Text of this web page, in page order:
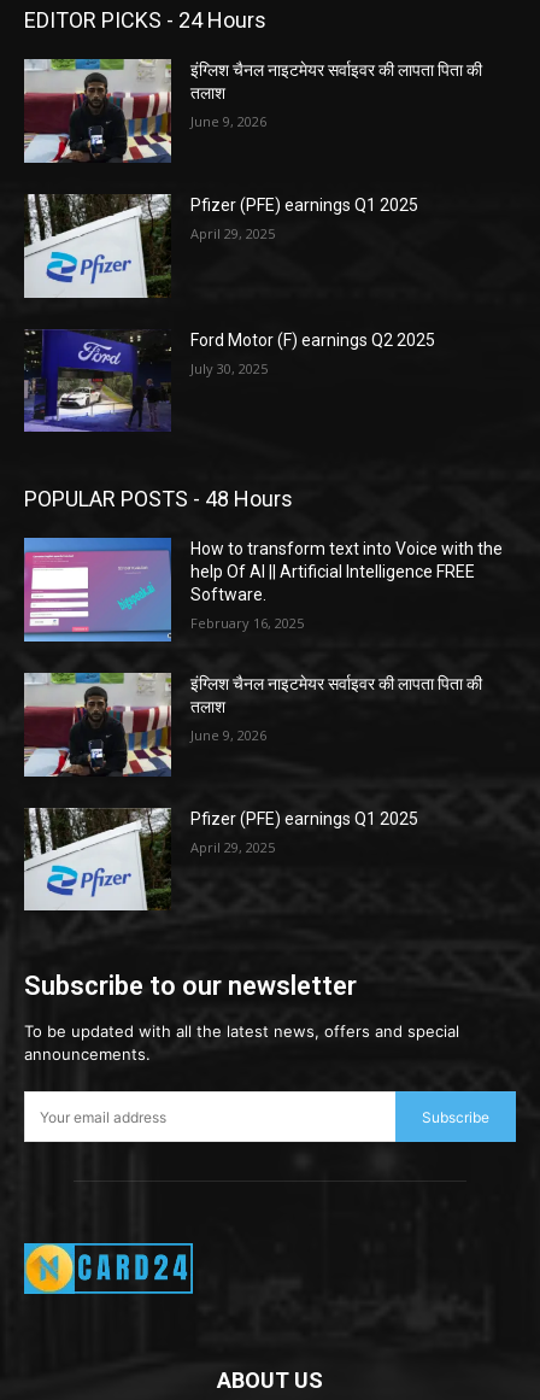
EDITOR PICKS - 24 Hours
इंग्लिश चैनल नाइटमेयर सर्वाइवर की लापता पिता की
तलाश
June 9, 2026
Pfizer (PFE) earnings Q1 2025
April 29, 2025
Ford Motor (F) earnings Q2 2025
July 30, 2025
POPULAR POSTS - 48 Hours
How to transform text into Voice with the
help Of AI || Artificial Intelligence FREE
Software.
February 16, 2025
इंग्लिश चैनल नाइटमेयर सर्वाइवर की लापता पिता की
तलाश
June 9, 2026
Pfizer (PFE) earnings Q1 2025
April 29, 2025
Subscribe to our newsletter
To be updated with all the latest news, offers and special
announcements.
Subscribe
ABOUT US